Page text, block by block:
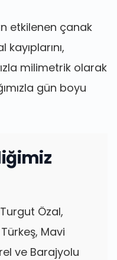
etkilenen çanak
milimetrik olarak
gün boyu
Turgut Özal,
Mavi
ve Barajyolu